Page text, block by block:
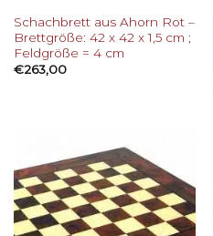
Schachbrett aus Ahorn Rot –
Brettgröße: 42 x 42 x 1,5 cm ;
Feldgröße = 4 cm
€263,00